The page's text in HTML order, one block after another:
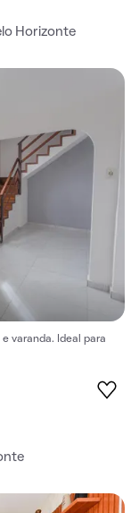
Horizonte
varanda. Ideal para